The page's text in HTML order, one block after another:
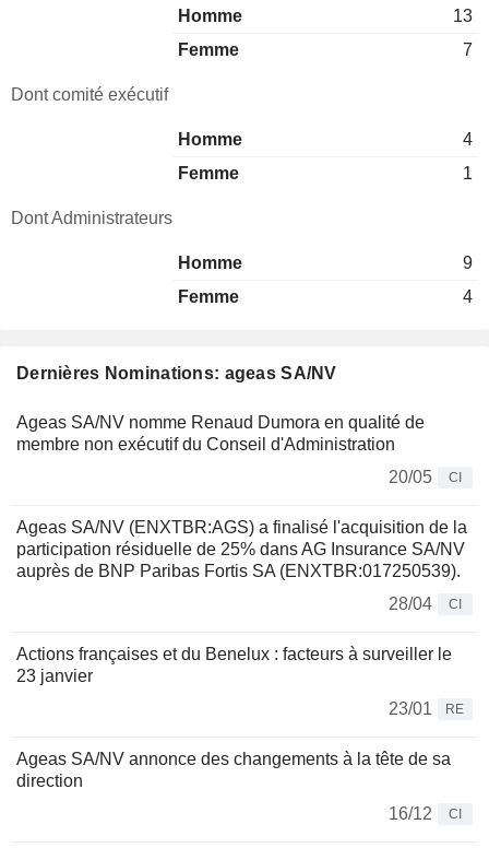
Dernières Nominations: ageas SA/NV
Ageas SA/NV nomme Renaud Dumora en qualité de
membre non exécutif du Conseil d'Administration
20/05
CI
Ageas SA/NV (ENXTBR:AGS) a finalisé l'acquisition de la
participation résiduelle de 25% dans AG Insurance SA/NV
auprès de BNP Paribas Fortis SA (ENXTBR:017250539).
28/04
CI
Actions françaises et du Benelux : facteurs à surveiller le
23 janvier
23/01
RE
Ageas SA/NV annonce des changements à la tête de sa
direction
16/12
CI
Homme
13
Femme
7
Dont comité exécutif
Homme
4
Femme
1
Dont Administrateurs
Homme
9
Femme
4